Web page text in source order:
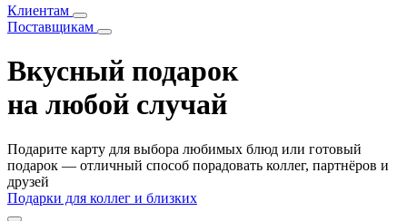
Клиентам
Поставщикам
Вкусный подарок
на любой случай
Подарите карту для выбора любимых блюд или готовый
подарок — отличный способ порадовать коллег, партнёров и
друзей
Подарки для коллег и близких